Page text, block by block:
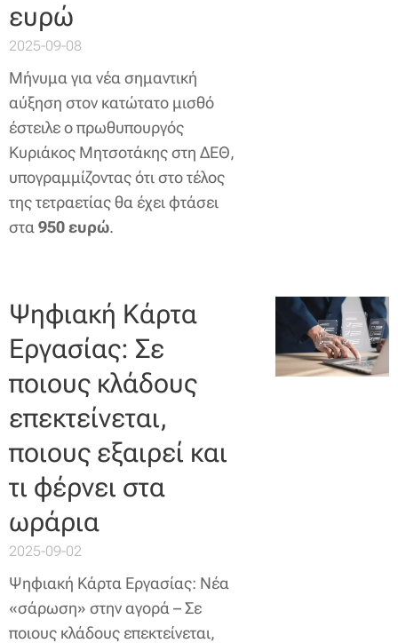
ευρώ
2025-09-08
Μήνυμα για νέα σημαντική
αύξηση στον κατώτατο μισθό
έστειλε ο πρωθυπουργός
Κυριάκος Μητσοτάκης στη ΔΕΘ,
υπογραμμίζοντας ότι στο τέλος
της τετραετίας θα έχει φτάσει
στα 950 ευρώ.
Ψηφιακή Κάρτα
Εργασίας: Σε
ποιους κλάδους
επεκτείνεται,
ποιους εξαιρεί και
τι φέρνει στα
ωράρια
2025-09-02
Ψηφιακή Κάρτα Εργασίας: Νέα
«σάρωση» στην αγορά – Σε
ποιους κλάδους επεκτείνεται,